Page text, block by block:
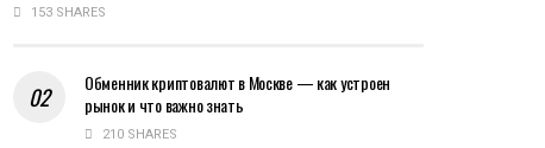
153 SHARES
Обменник криптовалют в Москве — как устроен
рынок и что важно знать
210 SHARES